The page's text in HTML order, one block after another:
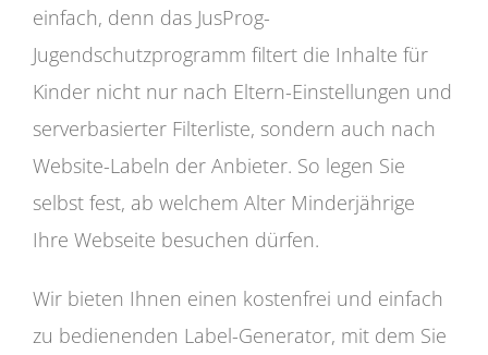
einfach, denn das JusProg-
Jugendschutzprogramm filtert die Inhalte für
Kinder nicht nur nach Eltern-Einstellungen und
serverbasierter Filterliste, sondern auch nach
Website-Labeln der Anbieter. So legen Sie
selbst fest, ab welchem Alter Minderjährige
Ihre Webseite besuchen dürfen.
Wir bieten Ihnen einen kostenfrei und einfach
zu bedienenden Label-Generator, mit dem Sie